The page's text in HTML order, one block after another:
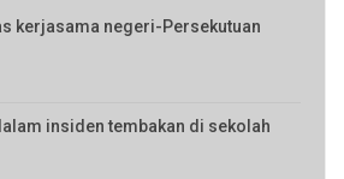
kerjasama negeri-Persekutuan
insiden tembakan di sekolah